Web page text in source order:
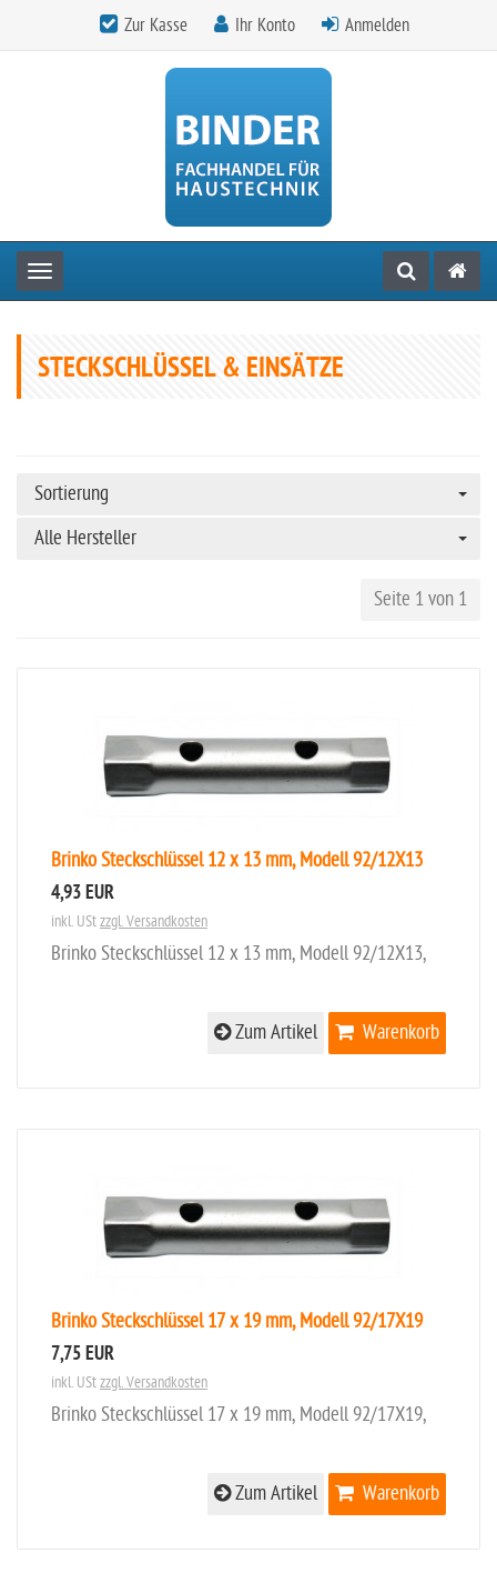
Zur Kasse Ihr Konto Anmelden
Toggle navigation
STECKSCHLÜSSEL & EINSÄTZE
Sortierung
Alle Hersteller
Seite 1 von 1
Brinko Steckschlüssel 12 x 13 mm, Modell 92/12X13
4,93 EUR
inkl. UStzzgl. Versandkosten
Brinko Steckschlüssel 12 x 13 mm, Modell 92/12X13,
Warenkorb
Zum Artikel
Brinko Steckschlüssel 17 x 19 mm, Modell 92/17X19
7,75 EUR
inkl. UStzzgl. Versandkosten
Brinko Steckschlüssel 17 x 19 mm, Modell 92/17X19,
Warenkorb
Zum Artikel